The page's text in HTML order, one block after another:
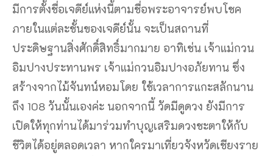
มีการตั้งชื่อเจดีย์แห่งนี้ตามชื่อพระอาจารย์พบโชค
ภายในแต่ละชั้นของเจดีย์นั้น จะเป็นสถานที่
ประดิษฐานสิ่งศักดิ์สิทธิ์มากมาย อาทิเช่น เจ้าแม่กวน
อิมปางประทานพร เจ้าแม่กวนอิมปางอภัยทาน ซึ่ง
สร้างจากไม้จันทน์หอมโดย ใช้เวลาการแกะสลักนาน
ถึง 108 วันนั้นเองค่ะ นอกจากนี้ วัดมีดูดวง ยังมีการ
เปิดให้ทุกท่านได้มาร่วมทำบุญเสริมดวงชะตาให้กับ
ชีวิตได้อยู่ตลอดเวลา หากใครมาเที่ยวจังหวัดเชียงราย